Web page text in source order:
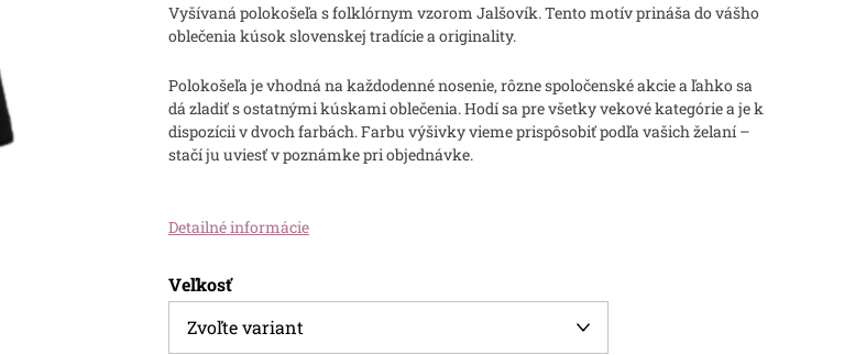
Vyšívaná polokošeľa s folklórnym vzorom Jalšovík. Tento motív prináša do vášho
oblečenia kúsok slovenskej tradície a originality.
Polokošeľa je vhodná na každodenné nosenie, rôzne spoločenské akcie a ľahko sa
dá zladiť s ostatnými kúskami oblečenia. Hodí sa pre všetky vekové kategórie a je k
dispozícii v dvoch farbách. Farbu výšivky vieme prispôsobiť podľa vašich želaní –
stačí ju uviesť v poznámke pri objednávke.
Detailné informácie
Veľkosť